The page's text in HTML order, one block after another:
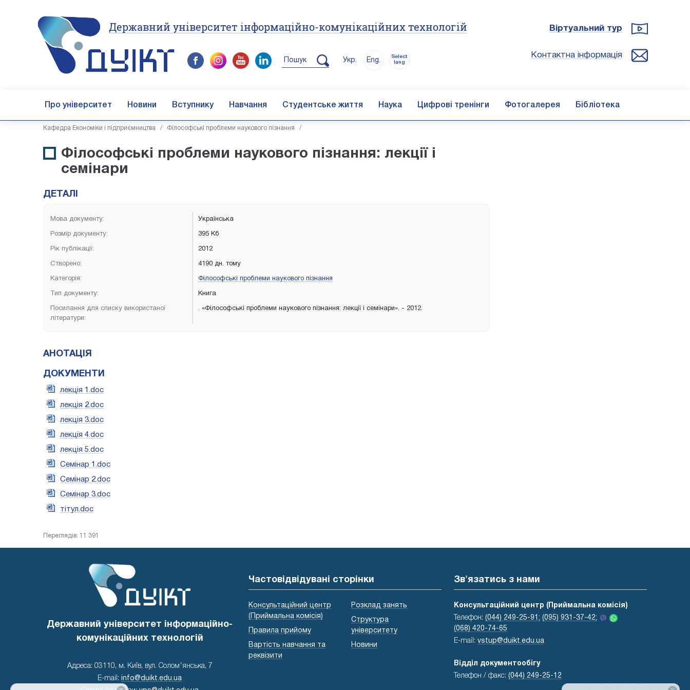
Державний університет інформаційно-комунікаційних технологій
Пошук Укр. Eng.
Select
lang
Віртуальний тур
Контактна інформація
Про університет Новини Вступнику Навчання Студентське життя Наука Цифрові тренінги Фотогалерея Бібліотека
Кафедра Економіки і підприємництва / Філософські проблеми наукового пізнання /
Філософські проблеми наукового пізнання: лекції і
семінари
ДЕТАЛІ
Мова документу: Українська
Розмір документу: 395 Кб
Рік публікації: 2012
Створено: 4190 дн. тому
Категорія: Філософські проблеми наукового пізнання
Тип документу: Книга
Посилання для списку використаної
літератури:
. «Філософські проблеми наукового пізнання: лекції і семінари». - 2012.
АНОТАЦІЯ
ДОКУМЕНТИ
лекція 1.doc
лекція 2.doc
лекція 3.doc
лекція 4.doc
лекція 5.doc
Семінар 1.doc
Семінар 2.doc
Семінар 3.doc
тітул.doc
Переглядів: 11 391
Державний університет інформаційно-
комунікаційних технологій
Адреса: 03110, м. Київ, вул. Солом'янська, 7
E-mail: info@duikt.edu.ua
Частовідвідувані сторінки
Консультаційний центр
(Приймальна комісія)
Правила прийому
Вартість навчання та
реквізити
Розклад занять
Структура
університету
Новини
Зв'язатись з нами
Консультаційний центр (Приймальна комісія)
Телефон: (044) 249-25-91; (095) 931-37-42;
(068) 420-74-65
E-mail: vstup@duikt.edu.ua
Відділ документообігу
Телефон / факс: (044) 249-25-12